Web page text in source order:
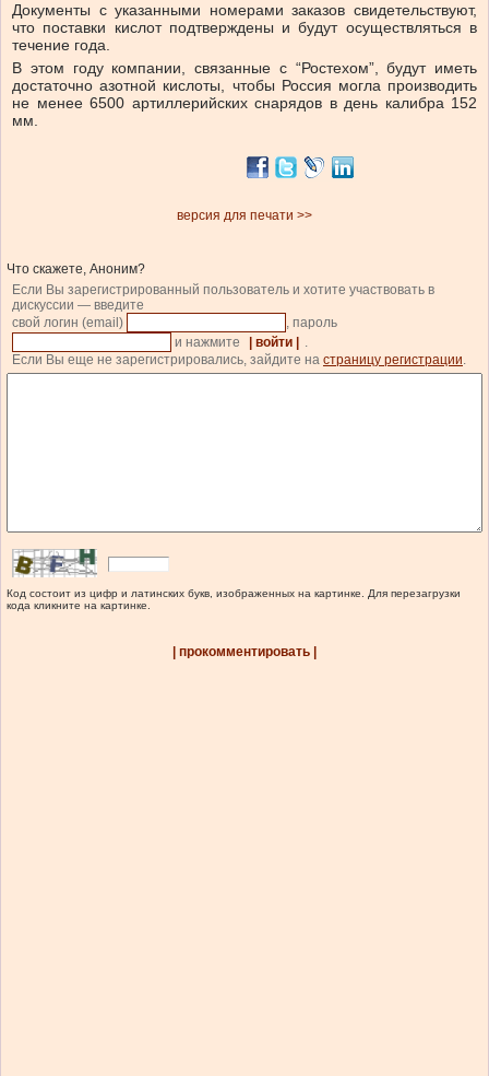
Документы с указанными номерами заказов свидетельствуют,
что поставки кислот подтверждены и будут осуществляться в
течение года.
В этом году компании, связанные с “Ростехом”, будут иметь
достаточно азотной кислоты, чтобы Россия могла производить
не менее 6500 артиллерийских снарядов в день калибра 152
мм.
версия для печати >>
Что скажете, Аноним?
Если Вы зарегистрированный пользователь и хотите участвовать в
дискуссии — введите
свой логин (email)
, пароль
и нажмите
| войти |
.
Если Вы еще не зарегистрировались, зайдите на страницу регистрации.
Код состоит из цифр и латинских букв, изображенных на картинке. Для перезагрузки
кода кликните на картинке.
| прокомментировать |